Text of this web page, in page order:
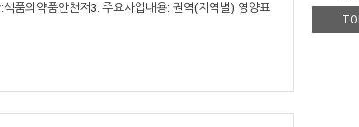
품의약품안천저3. 주요사업내용: 권역(지역별) 영양표